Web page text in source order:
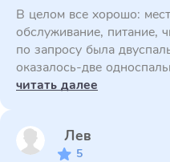
В целом все хорошо:
обслуживание, питание,
по запросу была
оказалось-две
читать далее
Лев
5